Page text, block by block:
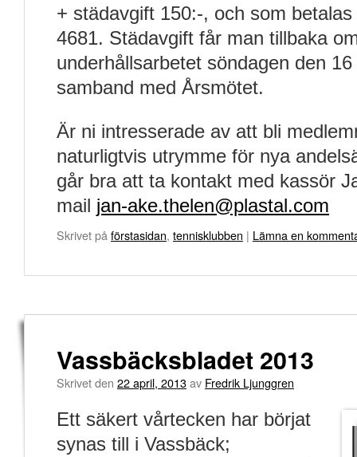
+ städavgift 150:-, och som
4681. Städavgift får man tillbaka
underhållsarbetet söndagen den
samband med Årsmötet.
Är ni intresserade av att bli
naturligtvis utrymme för nya
går bra att ta kontakt med kassör
mail jan-ake.thelen@plastal.com
Skrivet på förstasidan, tennisklubben | Lämna en
Vassbäcksbladet 2013
Skrivet den 22 april, 2013av Fredrik Ljunggren
Ett säkert vårtecken har börjat
synas till i Vassbäck;